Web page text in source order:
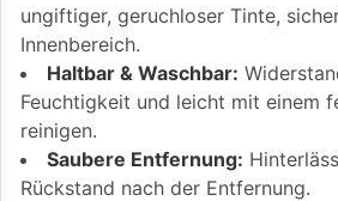
ungiftiger, geruchloser Tinte,
Innenbereich.
Haltbar & Waschbar:
Feuchtigkeit und leicht mit einem
reinigen.
Saubere Entfernung:
Rückstand nach der Entfernung.